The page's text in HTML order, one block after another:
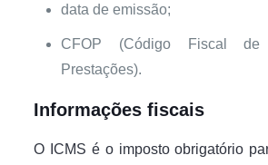
data de emissão;
CFOP (Código Fiscal de
Prestações).
Informações fiscais
O ICMS é o imposto obrigatório